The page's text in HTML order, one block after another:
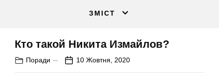
ЗМІСТ
Кто такой Никита Измайлов?
Поради 10 Жовтня, 2020